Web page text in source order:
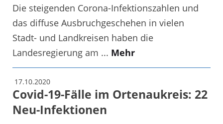
Die steigenden Corona-Infektionszahlen und
das diffuse Ausbruchgeschehen in vielen
Stadt- und Landkreisen haben die
Landesregierung am ... Mehr
17.10.2020
Covid-19-Fälle im Ortenaukreis: 22
Neu-Infektionen